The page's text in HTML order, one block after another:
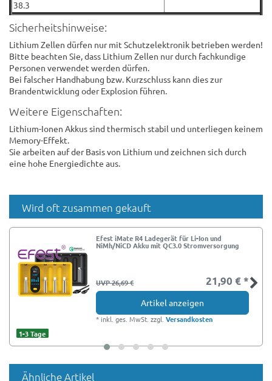
38.3
Sicherheitshinweise:
Lithium Zellen dürfen nur mit Schutzelektronik betrieben werden!
Bitte beachten Sie, dass Lithium Zellen nur durch fachkundige
Personen verwendet werden dürfen.
Bei falscher Handhabung bzw. Kurzschluss kann dies zur
Brandentwicklung oder Explosion führen.
Weitere Eigenschaften:
Lithium-Ionen Akkus sind thermisch stabil und unterliegen keinem
Memory-Effekt.
Sie arbeiten auf der Basis von Lithium und zeichnen sich durch
eine hohe Energiedichte aus.
Wird oft zusammen gekauft
Efest iMate R4 Ladegerät für Li-Ion und
NiMh/NiCD Akku mit QC3.0 Stromversorgung
UVP 26,69 € 21,90 € *
Artikel anzeigen
* inkl. ges. MwSt. zzgl.Versandkosten
1-3 Tage
Ähnliche Artikel